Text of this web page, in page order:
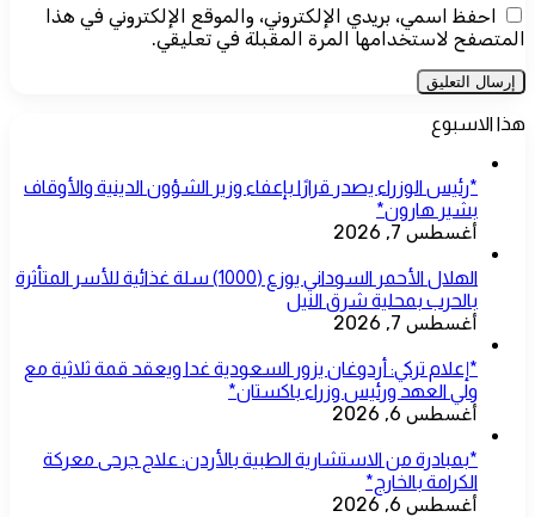
احفظ اسمي، بريدي الإلكتروني، والموقع الإلكتروني في هذا
المتصفح لاستخدامها المرة المقبلة في تعليقي.
هذا الاسبوع
*رئيس الوزراء يصدر قرارًا بإعفاء وزير الشؤون الدينية والأوقاف
بشير هارون*
أغسطس 7, 2026
الهلال الأحمر السوداني يوزع (1000) سلة غذائية للأسر المتأثرة
بالحرب بمحلية شرق النيل
أغسطس 7, 2026
*إعلام تركي: أردوغان يزور السعودية غدا ويعقد قمة ثلاثية مع
ولي العهد ورئيس وزراء باكستان*
أغسطس 6, 2026
*بمبادرة من الاستشارية الطبية بالأردن: علاج جرحى معركة
الكرامة بالخارج*
أغسطس 6, 2026